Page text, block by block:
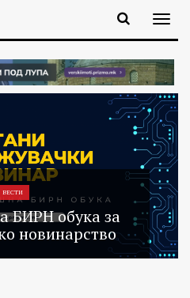
ВЕСТИ
БИРН обука за
новинарство